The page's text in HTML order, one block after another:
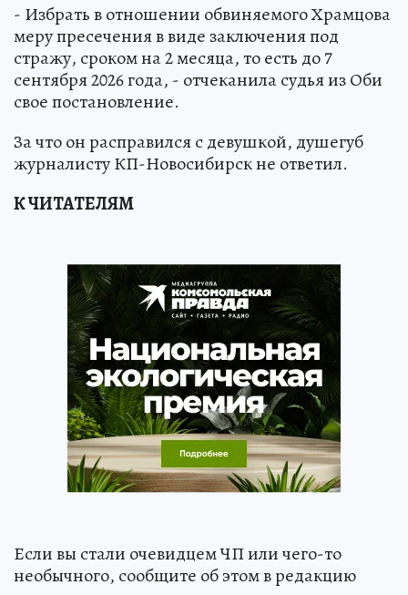
- Избрать в отношении обвиняемого Храмцова
меру пресечения в виде заключения под
стражу, сроком на 2 месяца, то есть до 7
сентября 2026 года, - отчеканила судья из Оби
свое постановление.
За что он расправился с девушкой, душегуб
журналисту КП-Новосибирск не ответил.
К ЧИТАТЕЛЯМ
Если вы стали очевидцем ЧП или чего-то
необычного, сообщите об этом в редакцию